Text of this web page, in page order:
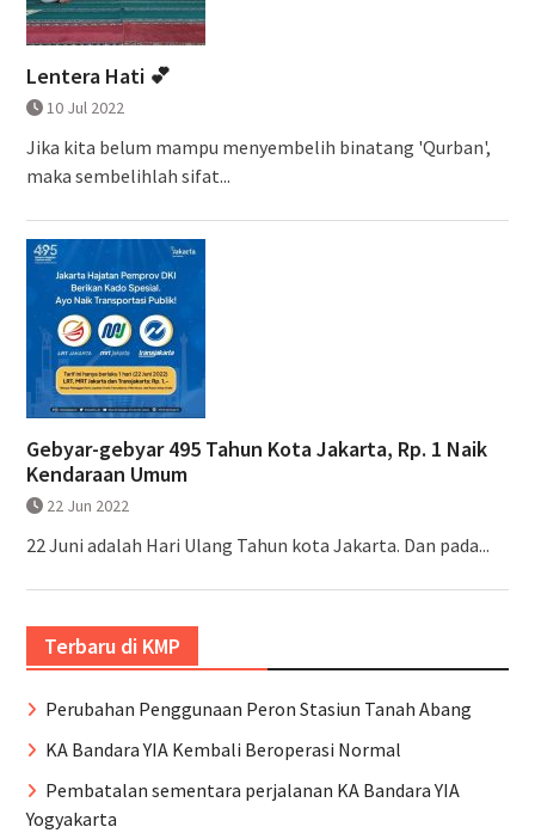
Lentera Hati 💕
10 Jul 2022
Jika kita belum mampu menyembelih binatang 'Qurban',
maka sembelihlah sifat...
Gebyar-gebyar 495 Tahun Kota Jakarta, Rp. 1 Naik
Kendaraan Umum
22 Jun 2022
22 Juni adalah Hari Ulang Tahun kota Jakarta. Dan pada...
Terbaru di KMP
Perubahan Penggunaan Peron Stasiun Tanah Abang
KA Bandara YIA Kembali Beroperasi Normal
Pembatalan sementara perjalanan KA Bandara YIA
Yogyakarta